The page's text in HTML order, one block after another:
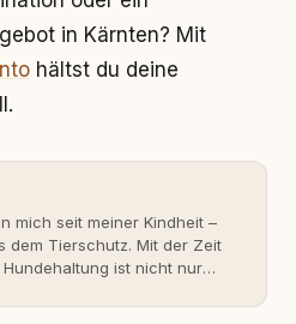
in Kärnten? Mit
hältst du deine
mich seit meiner Kindheit –
dem Tierschutz. Mit der Zeit
ist nicht nur
Wendepunkt kam mit meinem